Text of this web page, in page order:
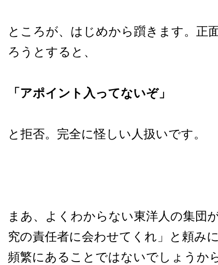
ところが、はじめから躓きます。正
ろうとすると、
「アポイント入ってないぞ」
と拒否。完全に怪しい人扱いです。
まあ、よくわからない東洋人の集団
究の責任者に会わせてくれ」と頼み
頻繁にあることではないでしょうか